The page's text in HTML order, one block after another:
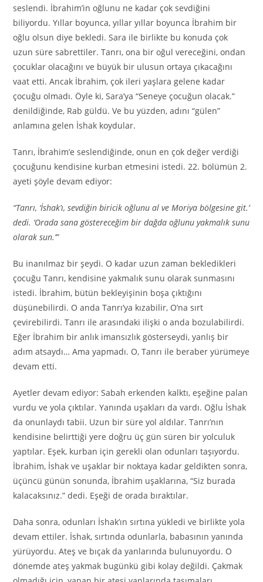
seslendi. İbrahim’in oğlunu ne kadar çok sevdiğini
biliyordu. Yıllar boyunca, yıllar yıllar boyunca İbrahim bir
oğlu olsun diye bekledi. Sara ile birlikte bu konuda çok
uzun süre sabrettiler. Tanrı, ona bir oğul vereceğini, ondan
çocuklar olacağını ve büyük bir ulusun ortaya çıkacağını
vaat etti. Ancak İbrahim, çok ileri yaşlara gelene kadar
çocuğu olmadı. Öyle ki, Sara’ya “Seneye çocuğun olacak.”
denildiğinde, Rab güldü. Ve bu yüzden, adını “gülen”
anlamına gelen İshak koydular.
Tanrı, İbrahim’e seslendiğinde, onun en çok değer verdiği
çocuğunu kendisine kurban etmesini istedi. 22. bölümün 2.
ayeti şöyle devam ediyor:
“Tanrı, ‘İshak’ı, sevdiğin biricik oğlunu al ve Moriya bölgesine git.’
dedi. ‘Orada sana göstereceğim bir dağda oğlunu yakmalık sunu
olarak sun.’”
Bu inanılmaz bir şeydi. O kadar uzun zaman bekledikleri
çocuğu Tanrı, kendisine yakmalık sunu olarak sunmasını
istedi. İbrahim, bütün bekleyişinin boşa çıktığını
düşünebilirdi. O anda Tanrı’ya kızabilir, O’na sırt
çevirebilirdi. Tanrı ile arasındaki ilişki o anda bozulabilirdi.
Eğer İbrahim bir anlık imansızlık gösterseydi, yanlış bir
adım atsaydı… Ama yapmadı. O, Tanrı ile beraber yürümeye
devam etti.
Ayetler devam ediyor: Sabah erkenden kalktı, eşeğine palan
vurdu ve yola çıktılar. Yanında uşakları da vardı. Oğlu İshak
da onunlaydı tabii. Uzun bir süre yol aldılar. Tanrı’nın
kendisine belirttiği yere doğru üç gün süren bir yolculuk
yaptılar. Eşek, kurban için gerekli olan odunları taşıyordu.
İbrahim, İshak ve uşaklar bir noktaya kadar geldikten sonra,
üçüncü günün sonunda, İbrahim uşaklarına, “Siz burada
kalacaksınız.” dedi. Eşeği de orada bıraktılar.
Daha sonra, odunları İshak’ın sırtına yükledi ve birlikte yola
devam ettiler. İshak, sırtında odunlarla, babasının yanında
yürüyordu. Ateş ve bıçak da yanlarında bulunuyordu. O
dönemde ateş yakmak bugünkü gibi kolay değildi. Çakmak